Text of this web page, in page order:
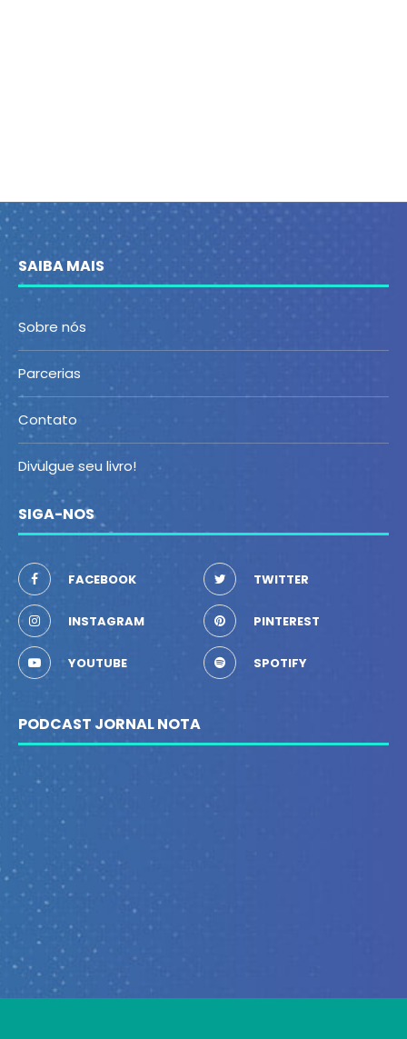
SAIBA MAIS
Sobre nós
Parcerias
Contato
Divulgue seu livro!
SIGA-NOS
FACEBOOK TWITTER
INSTAGRAM PINTEREST
YOUTUBE SPOTIFY
PODCAST JORNAL NOTA